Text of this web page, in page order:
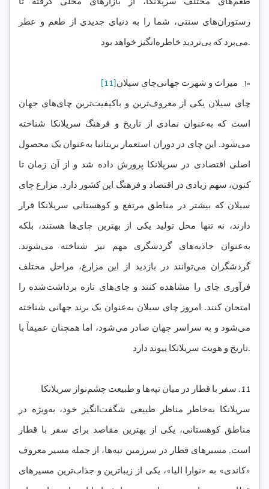
طعم‌های مختلف سریلانکا، از بازارهای محلی گرفته تا
رستوران‌های سنتی، شما را به دنیای جدیدی از طعم و عطر
می‌برد که بی‌تردید خاطره‌انگیز خواهد بود.
10. چای سیلان
چای سیلان یکی از معروف‌ترین و باکیفیت‌ترین چای‌های جهان
است که به‌عنوان نمادی از تاریخ و فرهنگ سریلانکا شناخته
می‌شود. این چای در دوران استعمار بریتانیا به‌عنوان یک محصول
اصلی اقتصادی در سریلانکا پرورش داده شد و از آن زمان تا
کنون، سهم زیادی در اقتصاد و فرهنگ این کشور دارد. مزارع چای
سیلان که بیشتر در مناطق مرتفع و کوهستانی سریلانکا قرار
دارند، نه تنها محل تولید یکی از بهترین چای‌ها هستند، بلکه
به‌عنوان جاذبه‌های گردشگری مهم نیز شناخته می‌شوند.
گردشگران می‌توانند در بازدید از این مزارع، مراحل مختلف
فرآوری چای را مشاهده کنند و چای‌های تازه برداشت‌شده را
امتحان کنند. امروز چای سیلان به‌عنوان یک برند جهانی شناخته
می‌شود و به سراسر جهان صادر می‌شود، اما همچنان عمیقاً با
تاریخ و هویت سریلانکا پیوند دارد.
11. سفر با قطار در میان تپه‌ها و طبیعت چشم‌نواز سریلانکا
سریلانکا به‌خاطر مناظر طبیعی شگفت‌انگیز خود، به‌ویژه در
مناطق کوهستانی، یکی از بهترین مقاصد برای سفر با قطار
است. مسیرهای قطار در سرزمین تپه‌ها، از جمله مسیر معروف
«کاندی» به «نوارا الیا»، یکی از زیباترین و جذاب‌ترین مسیرهای